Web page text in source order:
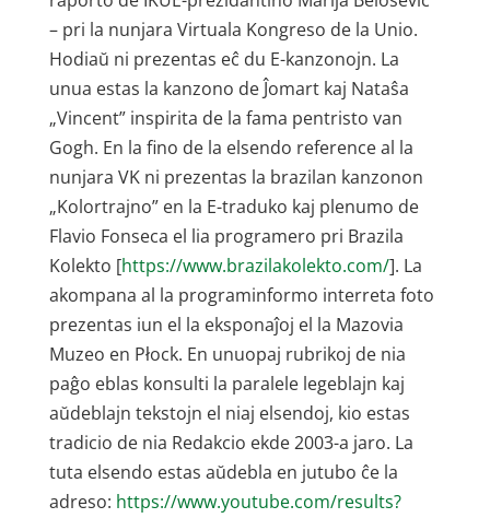
– pri la nunjara Virtuala Kongreso de la Unio.
Hodiaŭ ni prezentas eĉ du E-kanzonojn. La
unua estas la kanzono de Ĵomart kaj Nataŝa
„Vincent” inspirita de la fama pentristo van
Gogh. En la fino de la elsendo reference al la
nunjara VK ni prezentas la brazilan kanzonon
„Kolortrajno” en la E-traduko kaj plenumo de
Flavio Fonseca el lia programero pri Brazila
Kolekto [https://www.brazilakolekto.com/]. La
akompana al la programinformo interreta foto
prezentas iun el la eksponaĵoj el la Mazovia
Muzeo en Płock. En unuopaj rubrikoj de nia
paĝo eblas konsulti la paralele legeblajn kaj
aŭdeblajn tekstojn el niaj elsendoj, kio estas
tradicio de nia Redakcio ekde 2003-a jaro. La
tuta elsendo estas aŭdebla en jutubo ĉe la
adreso: https://www.youtube.com/results?